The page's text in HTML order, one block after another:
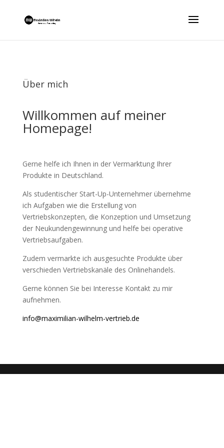
Über mich
Willkommen auf meiner
Homepage!
Gerne helfe ich Ihnen in der Vermarktung Ihrer
Produkte in Deutschland.
Als studentischer Start-Up-Unternehmer übernehme
ich Aufgaben wie die Erstellung von
Vertriebskonzepten, die Konzeption und Umsetzung
der Neukundengewinnung und helfe bei operative
Vertriebsaufgaben.
Zudem vermarkte ich ausgesuchte Produkte über
verschieden Vertriebskanäle des Onlinehandels.
Gerne können Sie bei Interesse Kontakt zu mir
aufnehmen.
info@maximilian-wilhelm-vertrieb.de